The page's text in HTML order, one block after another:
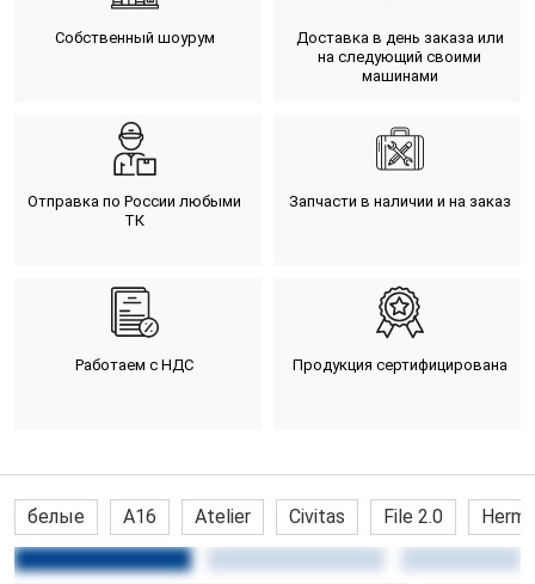
Собственный шоурум
Доставка в день заказа или
на следующий своими
машинами
Отправка по России любыми
ТК
Запчасти в наличии и на заказ
Работаем с НДС Продукция сертифицирована
белые A16 Atelier Civitas File 2.0